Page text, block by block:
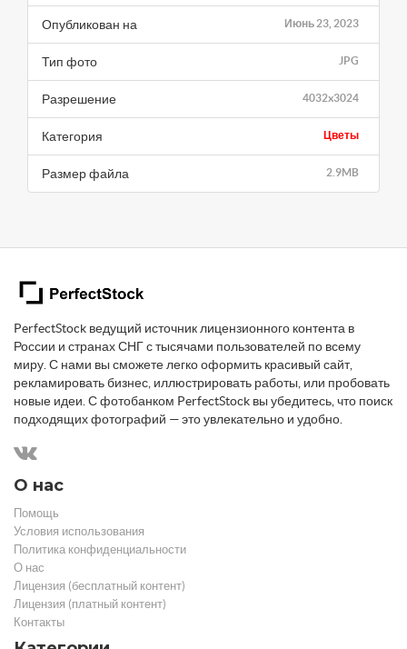
Июнь 23, 2023
Опубликован на
JPG
Тип фото
4032x3024
Разрешение
Цветы
Категория
2.9MB
Размер файла
PerfectStock ведущий источник лицензионного контента в
России и странах СНГ с тысячами пользователей по всему
миру. С нами вы сможете легко оформить красивый сайт,
рекламировать бизнес, иллюстрировать работы, или пробовать
новые идеи. С фотобанком PerfectStock вы убедитесь, что поиск
подходящих фотографий — это увлекательно и удобно.
О нас
Помощь
Условия использования
Политика конфиденциальности
О нас
Лицензия (бесплатный контент)
Лицензия (платный контент)
Контакты